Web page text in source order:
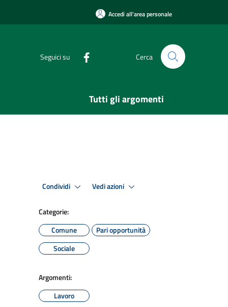
Accedi all'area personale
Seguici su Cerca
Tutti gli argomenti
Condividi Vedi azioni
Categorie:
Comune
Pari opportunità
Sociale
Argomenti:
Lavoro